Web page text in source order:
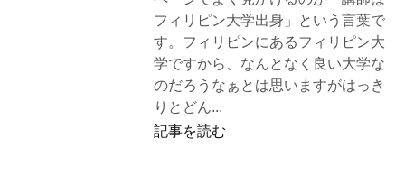
フィリピン大学出身」という言葉で
す。フィリピンにあるフィリピン大
学ですから、なんとなく良い大学な
のだろうなぁとは思いますがはっき
りとどん...
記事を読む